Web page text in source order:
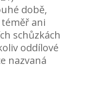
době,
ani
schůzkách
oddílové
nazvaná